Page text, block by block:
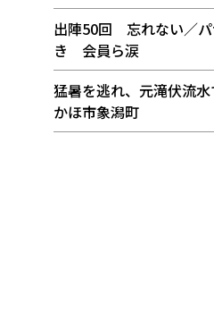
出陣50回 忘れない／パ
き 会員ら涙
猛暑を逃れ、元滝伏流
かほ市象潟町